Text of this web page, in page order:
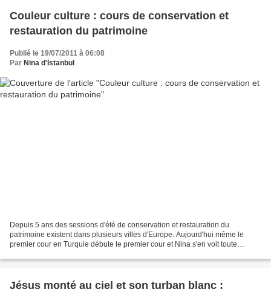
Couleur culture : cours de conservation et
restauration du patrimoine
Publié le 19/07/2011 à 06:08
Par Nina d'İstanbul
Depuis 5 ans des sessions d'été de conservation et restauration du
patrimoine existent dans plusieurs villes d'Europe. Aujourd'hui même le
premier cour en Turquie débute le premier cour et Nina s'en voit toute
Jésus monté au ciel et son turban blanc :